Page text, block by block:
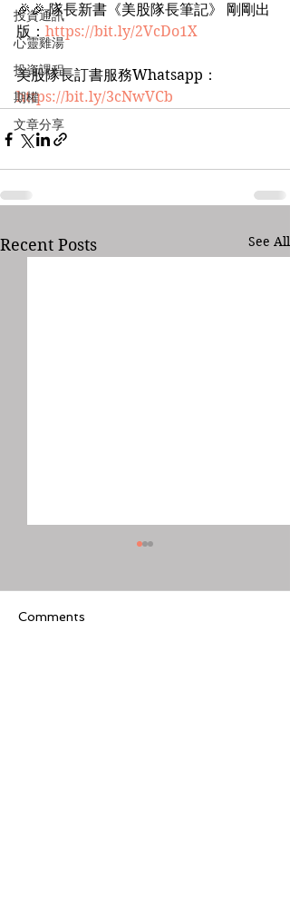
投資通訊
心靈雞湯
投資課程
期權
文章分享
🎉🎉 隊長新書《美股隊長筆記》 剛剛出
版： https://bit.ly/2VcDo1X
美股隊長訂書服務Whatsapp：
https://bit.ly/3cNwVCb
Recent Posts See All
Comments